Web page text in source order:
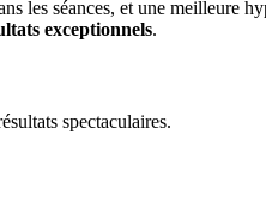
les séances, et une meilleure
exceptionnels.
spectaculaires.